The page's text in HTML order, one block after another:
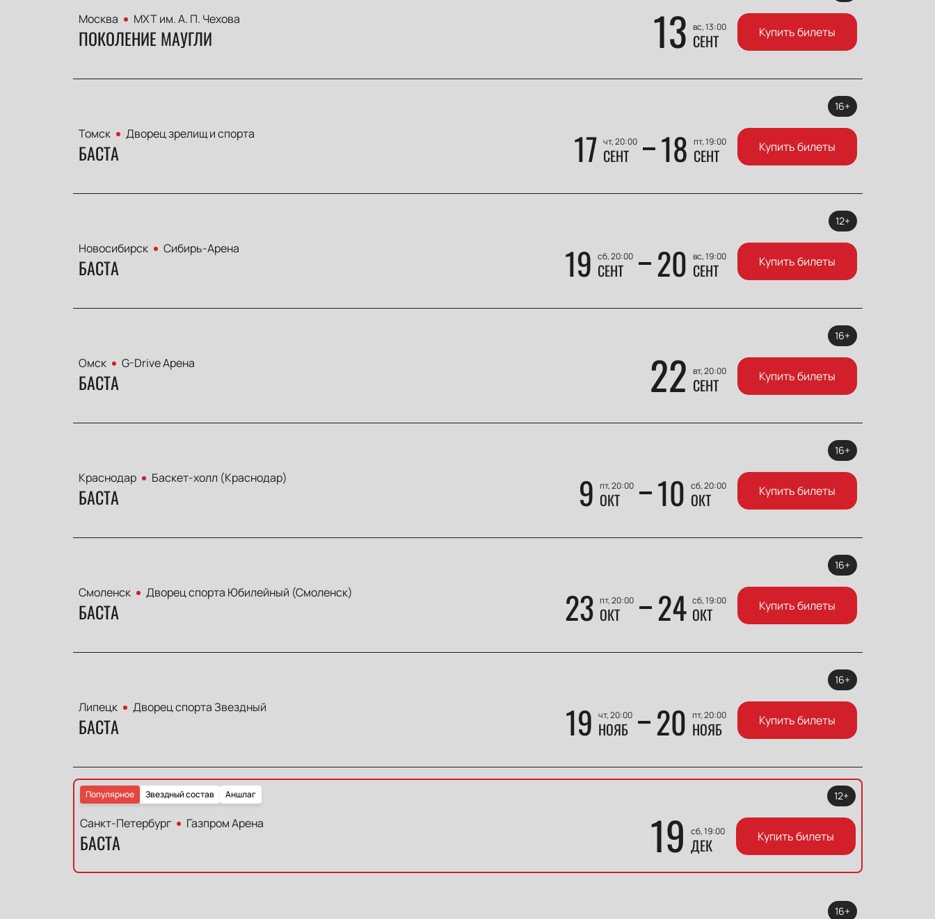
Москва МХТ им. А. П. Чехова
ПОКОЛЕНИЕ МАУГЛИ 13 вс, 13:00
СЕНТ Купить билеты
Томск Дворец зрелищ и спорта
БАСТА 17 чт, 20:00
СЕНТ 18 пт, 19:00
СЕНТ
16+
Купить билеты
Новосибирск Сибирь-Арена
БАСТА 19 сб, 20:00
СЕНТ 20 вс, 19:00
СЕНТ
12+
Купить билеты
Омск G-Drive Арена
БАСТА 22 вт, 20:00
СЕНТ
16+
Купить билеты
Краснодар Баскет-холл (Краснодар)
БАСТА 9 пт, 20:00
ОКТ 10 сб, 20:00
ОКТ
16+
Купить билеты
Смоленск Дворец спорта Юбилейный (Смоленск)
БАСТА 23 пт, 20:00
ОКТ 24 сб, 19:00
ОКТ
16+
Купить билеты
Липецк Дворец спорта Звездный
БАСТА 19 чт, 20:00
НОЯБ 20 пт, 20:00
НОЯБ
16+
Купить билеты
Популярное Звездный состав Аншлаг
Санкт-Петербург Газпром Арена
БАСТА 19 сб, 19:00
ДЕК
12+
Купить билеты
16+